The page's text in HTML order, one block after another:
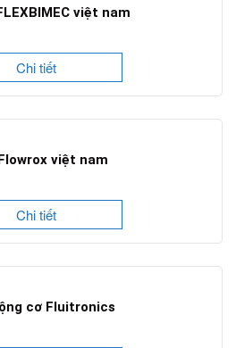
việt nam
Chi tiết
việt nam
Chi tiết
cơ Fluitronics